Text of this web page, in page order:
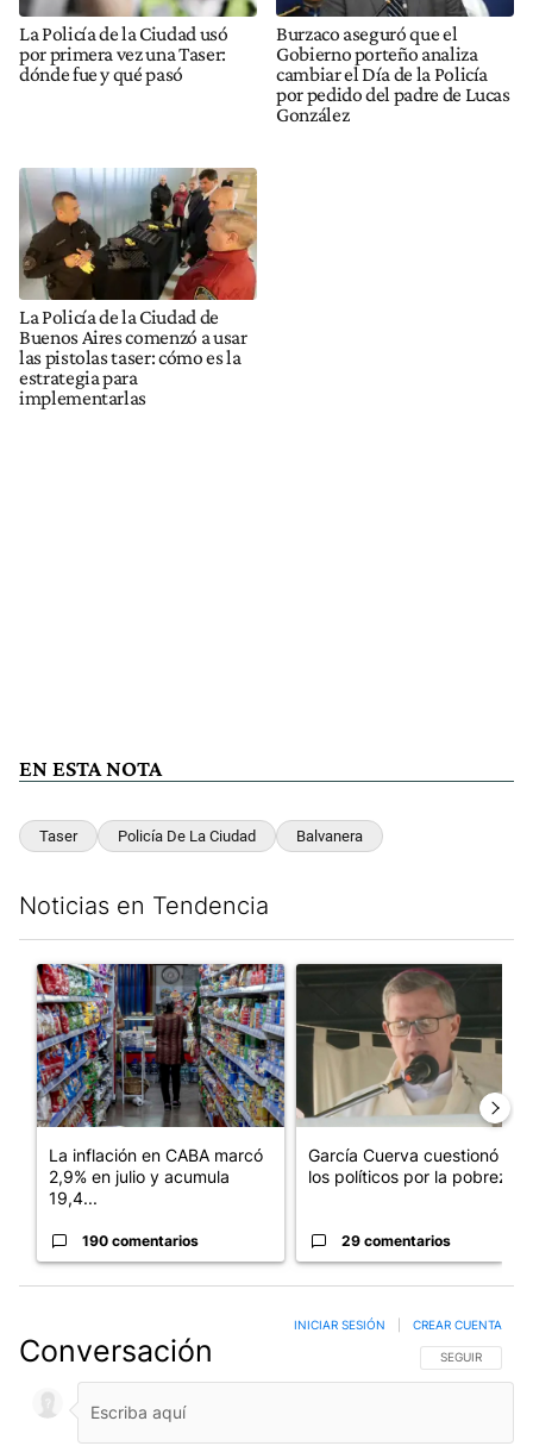
La Policía de la Ciudad usó
por primera vez una Taser:
dónde fue y qué pasó
Burzaco aseguró que el
Gobierno porteño analiza
cambiar el Día de la Policía
por pedido del padre de Lucas
González
La Policía de la Ciudad de
Buenos Aires comenzó a usar
las pistolas taser: cómo es la
estrategia para
implementarlas
EN ESTA NOTA
Taser Policía De La Ciudad Balvanera
Noticias en Tendencia
Un artículo de tendencia con el título "La inflación en CABA
La inflación en CABA marcó
2,9% en julio y acumula
19,4...
190 comentarios
Un artículo de tendencia con
García Cuerva cuestionó a
los políticos por la pobreza
29 comentarios
Conversación SIGA ESTA
SEGUIR
INICIAR SESIÓN CREAR CUENTA